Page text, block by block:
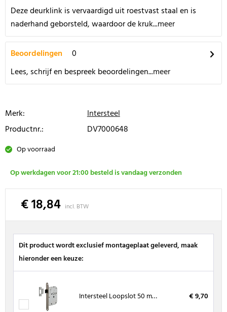
Deze deurklink is vervaardigd uit roestvast staal en is
naderhand geborsteld, waardoor de kruk...meer
Beoordelingen
0
Lees, schrijf en bespreek beoordelingen...meer
Merk:
Intersteel
Productnr.:
DV7000648
Op voorraad
Op werkdagen voor 21:00 besteld is vandaag verzonden
€ 18,84 incl. BTW
Dit product wordt exclusief montageplaat geleverd, maak
hieronder een keuze:
Intersteel Loopslot 50 mm RVS voorplaat, inclusief sluitplaat € 9,70